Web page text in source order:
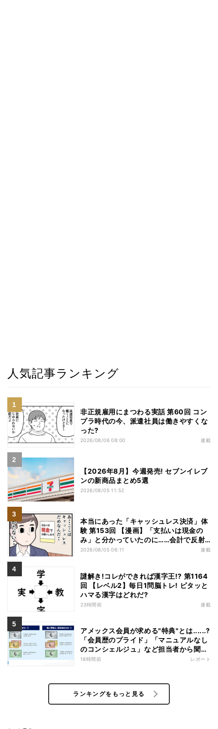
人気記事ランキング
非正規雇用にまつわる実話 第60回 コン
プラ時代の今、派遣社員は働きやすくな
った?
2026/08/06 08:00 連載
【2026年8月】今週発売! セブンイレブ
ンの新商品まとめ5選
2026/08/05 11:52
本当にあった「キャッシュレス決済」体
験 第153回 【漫画】「支払いは現金の
み」と分かっていたのに……会計で反射
的に出してしまったものは
2026/08/05 06:11 連載
謎解き!コレができれば漢字王!? 第1164
回 【レベル2】毎日1問脳トレ! ピタッと
ハマる漢字はどれだ?
23時間前 連載
アメックス会員が求める"特典"とは......?
「会員歴のプライド」「マニュアルなし
のコンシェルジュ」など担当者から聞い
た"裏話"も
18時間前 レポート
ランキングをもっと見る